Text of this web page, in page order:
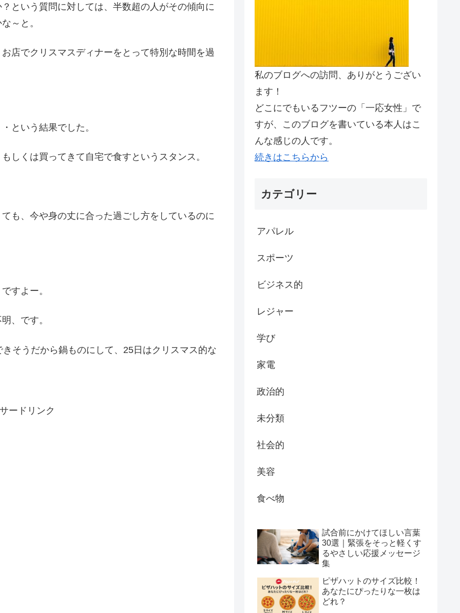
という質問に対しては、半数超の人がその傾向に
～と。
店でクリスマスディナーをとって特別な時間を過
という結果でした。
しくは買ってきて自宅で食すというスタンス。
も、今や身の丈に合った過ごし方をしているのに
すよー。
、です。
そうだから鍋ものにして、25日はクリスマス的な
ードリンク
私のブログへの訪問、ありがとうござい
ます！
どこにでもいるフツーの「一応女性」で
すが、このブログを書いている本人はこ
んな感じの人です。
続きはこちらから
カテゴリー
アパレル
スポーツ
ビジネス的
レジャー
学び
家電
政治的
未分類
社会的
美容
食べ物
試合前にかけてほしい言葉
30選｜緊張をそっと軽くす
るやさしい応援メッセージ
集
ピザハットのサイズ比較！
あなたにぴったりな一枚は
どれ？